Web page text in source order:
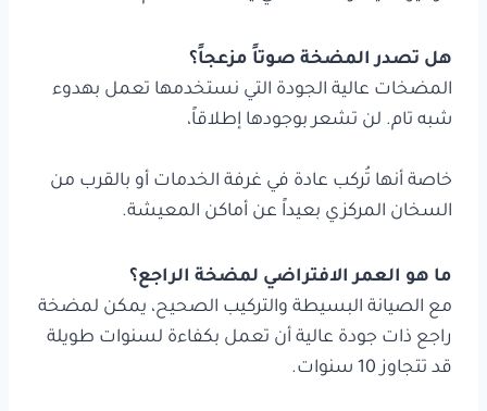
هل تصدر المضخة صوتاً مزعجاً؟
المضخات عالية الجودة التي نستخدمها تعمل بهدوء
شبه تام. لن تشعر بوجودها إطلاقاً،
خاصة أنها تُركب عادة في غرفة الخدمات أو بالقرب من
السخان المركزي بعيداً عن أماكن المعيشة.
ما هو العمر الافتراضي لمضخة الراجع؟
مع الصيانة البسيطة والتركيب الصحيح، يمكن لمضخة
راجع ذات جودة عالية أن تعمل بكفاءة لسنوات طويلة
قد تتجاوز 10 سنوات.